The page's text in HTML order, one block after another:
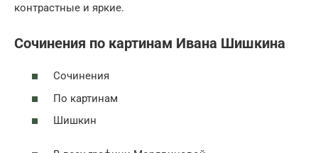
контрастные и яркие.
Сочинения по картинам Ивана Шишкина
Сочинения
По картинам
Шишкин